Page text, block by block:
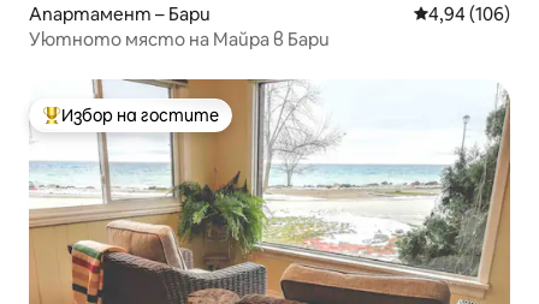
Апартамент – Бари Средна
4,94 (106)
Уютното място на Майра в Бари
Най-популярен избор на гостите
Избор на гостите